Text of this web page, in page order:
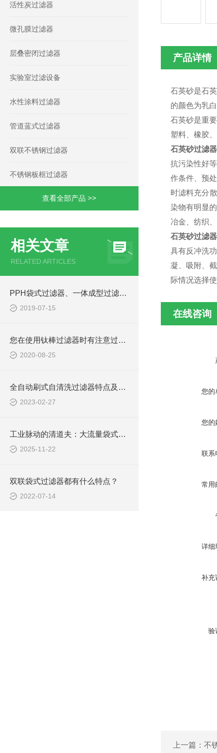
活性炭过滤器
微孔膜过滤器
层叠密闭过滤器
实验室过滤设备
水性涂料过滤器
管道蓝式过滤器
双联不锈钢过滤器
不锈钢板框过滤器
查看全部产品 >>
相关文章
RELATED ARTICLES
PPH袋式过滤器、一体成型过滤器滤芯更换基本要求
2019-07-15
您在使用钛棒过滤器时有注意过这些事项吗？
2020-08-25
全自动刷式自清洗过滤器特点及应用？
2023-02-27
工业脉动的清道夫：大流量袋式过滤器的核心作用解析
2025-11-22
双联袋式过滤器都有什么特点？
2022-07-14
产品详情
石英砂是石
的颜色为乳
石英砂是重
塑料、橡胶
石英砂过滤
抗污染性好
作条件、预
时滤料充分
染物有明显
冶金、纺织
石英砂过滤
具有反冲洗
凝、吸附、
际情况选择
在线咨询
您的
您的
联系
常用
详细
补充
验
上一篇： 不